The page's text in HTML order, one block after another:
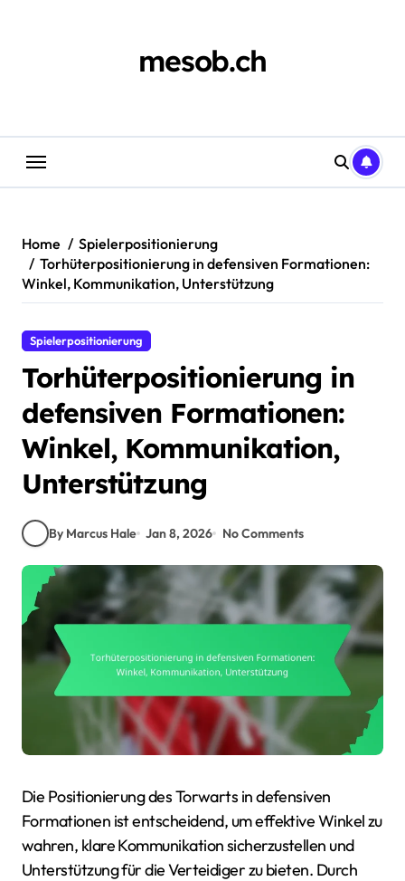
mesob.ch
Home
Spielerpositionierung
Torhüterpositionierung in defensiven Formationen:
Winkel, Kommunikation, Unterstützung
Spielerpositionierung
Torhüterpositionierung in
defensiven Formationen:
Winkel, Kommunikation,
Unterstützung
By Marcus Hale Jan 8, 2026 No Comments
Die Positionierung des Torwarts in defensiven
Formationen ist entscheidend, um effektive Winkel zu
wahren, klare Kommunikation sicherzustellen und
Unterstützung für die Verteidiger zu bieten. Durch